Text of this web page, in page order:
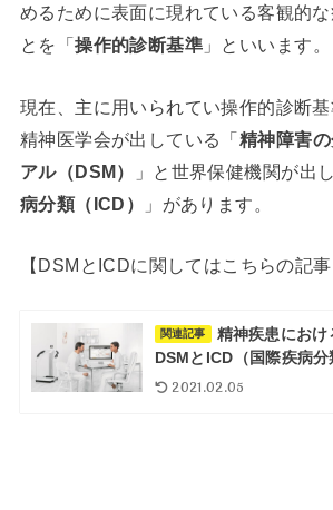
めるために表面に現れている客観的
とを「操作的診断基準 」といいます。
現在、主に用いられてい操作的診断
精神医学会が出している「精神障害
アル（DSM）
」と世界保健機関が出
病分類（ICD）
」があります。
【DSMとICDに関してはこちらの記
関連記事
精神疾患にお
DSMとICD（国際疾病
2021.02.05